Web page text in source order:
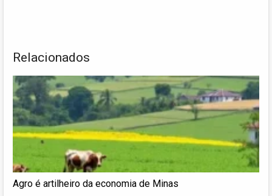
Relacionados
Agro é artilheiro da economia de Minas